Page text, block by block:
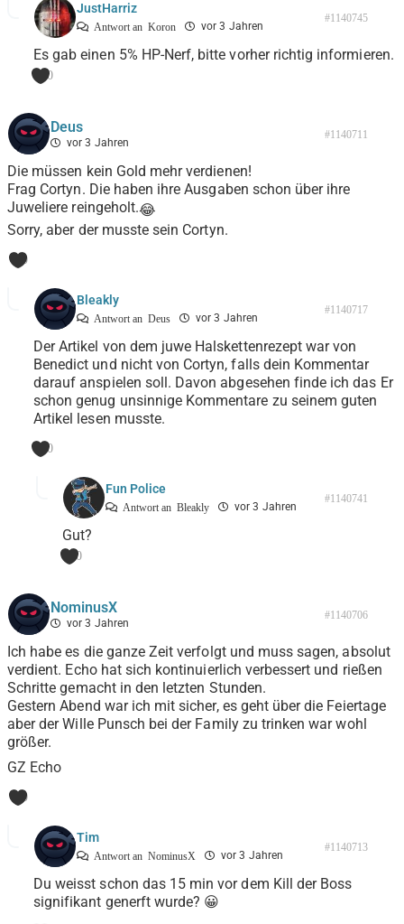
JustHarriz
Antwort an Koron vor 3 Jahren
#1140745
Es gab einen 5% HP-Nerf, bitte vorher richtig informieren.
0
Deus
vor 3 Jahren
#1140711
Die müssen kein Gold mehr verdienen!
Frag Cortyn. Die haben ihre Ausgaben schon über ihre
Juweliere reingeholt.😂
Sorry, aber der musste sein Cortyn.
0
Bleakly
Antwort an Deus vor 3 Jahren
#1140717
Der Artikel von dem juwe Halskettenrezept war von
Benedict und nicht von Cortyn, falls dein Kommentar
darauf anspielen soll. Davon abgesehen finde ich das Er
schon genug unsinnige Kommentare zu seinem guten
Artikel lesen musste.
0
Fun Police
Antwort an Bleakly vor 3 Jahren
#1140741
Gut?
0
NominusX
vor 3 Jahren
#1140706
Ich habe es die ganze Zeit verfolgt und muss sagen, absolut
verdient. Echo hat sich kontinuierlich verbessert und rießen
Schritte gemacht in den letzten Stunden.
Gestern Abend war ich mit sicher, es geht über die Feiertage
aber der Wille Punsch bei der Family zu trinken war wohl
größer.
GZ Echo
0
Tim
Antwort an NominusX vor 3 Jahren
#1140713
Du weisst schon das 15 min vor dem Kill der Boss
signifikant generft wurde? 😀